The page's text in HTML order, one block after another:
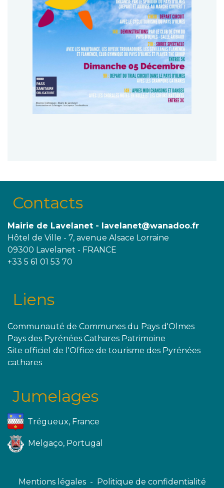
Contacts
Mairie de Lavelanet - lavelanet@wanadoo.fr
Hôtel de Ville - 7, avenue Alsace Lorraine
09300 Lavelanet - FRANCE
+33 5 61 01 53 70
Liens
Communauté de Communes du Pays d'Olmes
Pays des Pyrénées Cathares Patrimoine
Site officiel de l'Office de tourisme des Pyrénées
cathares
Jumelages
Trégueux, France
Melgaço, Portugal
Mentions légales - Politique de confidentialité